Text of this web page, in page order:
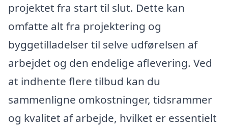
projektet fra start til slut. Dette kan
omfatte alt fra projektering og
byggetilladelser til selve udførelsen af
arbejdet og den endelige aflevering. Ved
at indhente flere tilbud kan du
sammenligne omkostninger, tidsrammer
og kvalitet af arbejde, hvilket er essentielt